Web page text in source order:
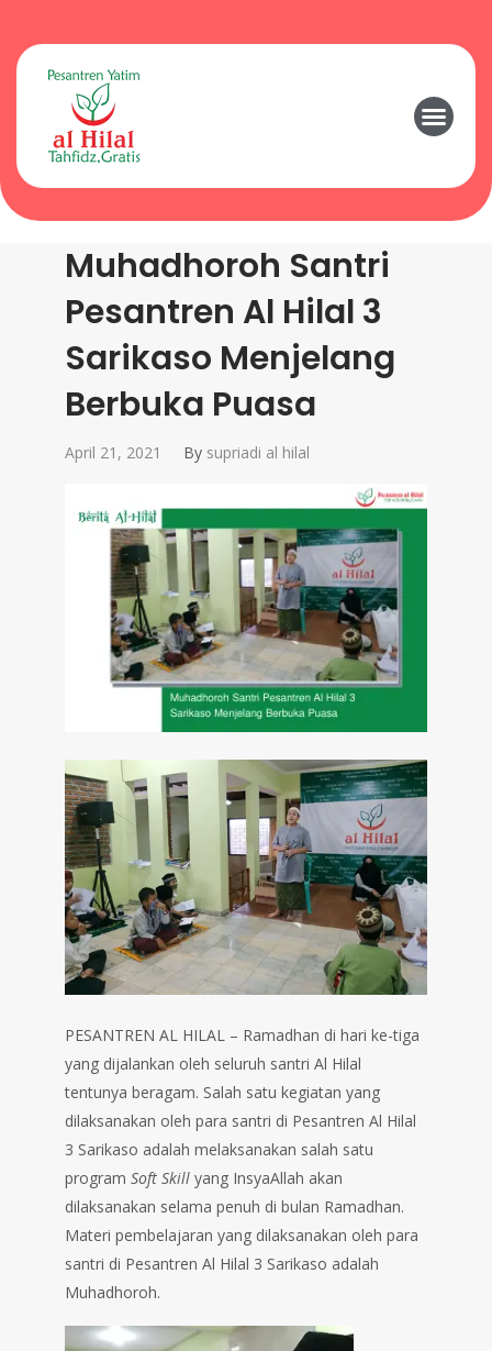
Muhadhoroh Santri
Pesantren Al Hilal 3
Sarikaso Menjelang
Berbuka Puasa
April 21, 2021 By supriadi al hilal
PESANTREN AL HILAL – Ramadhan di hari ke-tiga
yang dijalankan oleh seluruh santri Al Hilal
tentunya beragam. Salah satu kegiatan yang
dilaksanakan oleh para santri di Pesantren Al Hilal
3 Sarikaso adalah melaksanakan salah satu
program Soft Skill yang InsyaAllah akan
dilaksanakan selama penuh di bulan Ramadhan.
Materi pembelajaran yang dilaksanakan oleh para
santri di Pesantren Al Hilal 3 Sarikaso adalah
Muhadhoroh.